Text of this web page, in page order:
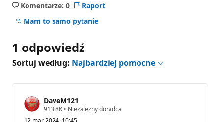
Komentarze: 0
Brak
komentarzy
Raport
Mam to samo pytanie
1 odpowiedź
Sortuj według: Najbardziej pomocne
DaveM121
913.8K P• Niezależny doradca
12 mar 2024, 10:45